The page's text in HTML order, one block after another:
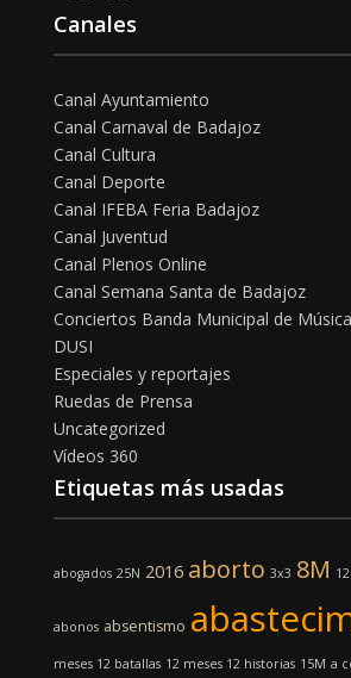
Canales
Canal Ayuntamiento
Canal Carnaval de Badajoz
Canal Cultura
Canal Deporte
Canal IFEBA Feria Badajoz
Canal Juventud
Canal Plenos Online
Canal Semana Santa de Badajoz
Conciertos Banda Municipal de
DUSI
Especiales y reportajes
Ruedas de Prensa
Uncategorized
Vídeos 360
Etiquetas más usadas
abogados 25N 2016 aborto 3x3 8M
abonos absentismo
meses 12 batallas 12 meses 12 historias 15M a